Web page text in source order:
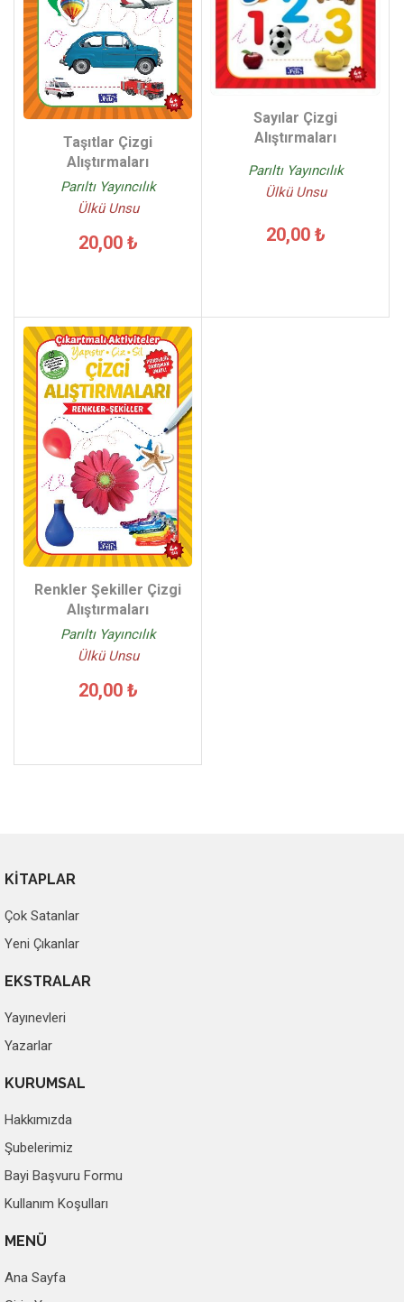
Taşıtlar Çizgi
Alıştırmaları
Parıltı Yayıncılık
Ülkü Unsu
20,00 ₺
Sayılar Çizgi
Alıştırmaları
Parıltı Yayıncılık
Ülkü Unsu
20,00 ₺
Renkler Şekiller Çizgi
Alıştırmaları
Parıltı Yayıncılık
Ülkü Unsu
20,00 ₺
KİTAPLAR
Çok Satanlar
Yeni Çıkanlar
EKSTRALAR
Yayınevleri
Yazarlar
KURUMSAL
Hakkımızda
Şubelerimiz
Bayi Başvuru Formu
Kullanım Koşulları
MENÜ
Ana Sayfa